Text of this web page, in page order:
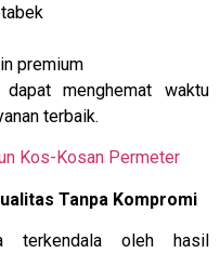
premium
menghemat waktu
terbaik.
Kos-Kosan Permeter
Tanpa Kompromi
terkendala oleh hasil